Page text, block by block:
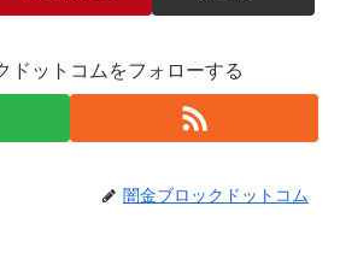
ドットコムをフォローする
闇金ブロックドットコム